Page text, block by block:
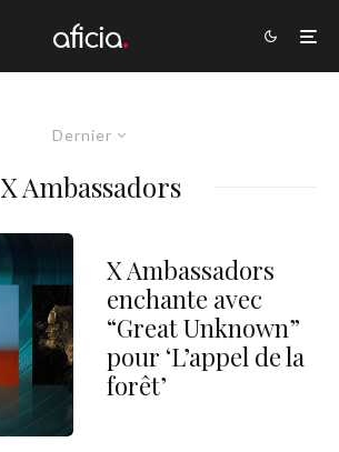
Dernier
X Ambassadors
X Ambassadors
enchante avec
“Great Unknown”
pour ‘L’appel de la
forêt’